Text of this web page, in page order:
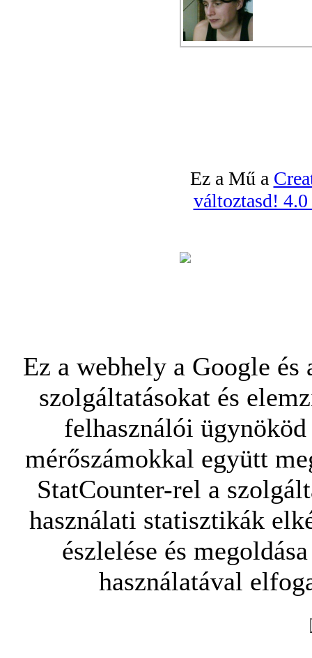
Ez a Mű a
változtasd!
Ez a webhely a Google
szolgáltatásokat és
felhasználói
mérőszámokkal együtt
StatCounter-rel a
használati statisztikák
észlelése és
használatával